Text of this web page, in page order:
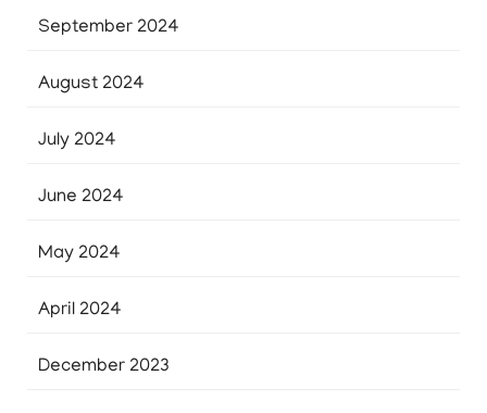
September 2024
August 2024
July 2024
June 2024
May 2024
April 2024
December 2023